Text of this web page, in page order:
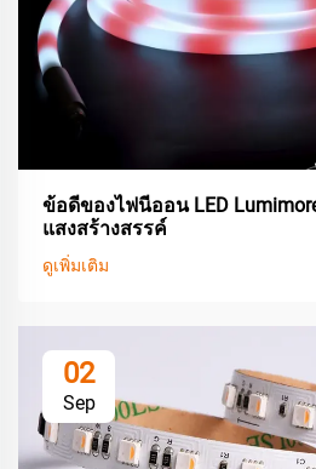
ข้อดีของไฟนีออน LED
แสงสร้างสรรค์
ดูเพิ่มเติม
02
Sep